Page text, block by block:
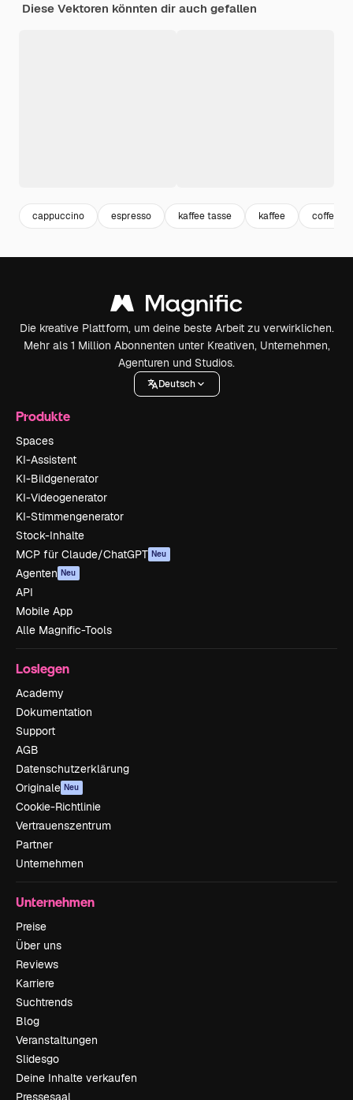
Diese Vektoren könnten dir auch gefallen
cappuccino espresso kaffee tasse kaffee coffee
Die kreative Plattform, um deine beste Arbeit zu verwirklichen.
Mehr als 1 Million Abonnenten unter Kreativen, Unternehmen,
Agenturen und Studios.
Deutsch
Produkte
Spaces
KI-Assistent
KI-Bildgenerator
KI-Videogenerator
KI-Stimmengenerator
Stock-Inhalte
MCP für Claude/ChatGPT Neu
Agenten Neu
API
Mobile App
Alle Magnific-Tools
Loslegen
Academy
Dokumentation
Support
AGB
Datenschutzerklärung
Originale Neu
Cookie-Richtlinie
Vertrauenszentrum
Partner
Unternehmen
Unternehmen
Preise
Über uns
Reviews
Karriere
Suchtrends
Blog
Veranstaltungen
Slidesgo
Deine Inhalte verkaufen
Pressesaal